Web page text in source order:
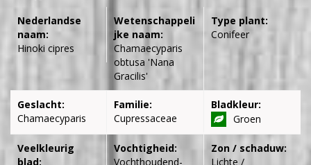
Nederlandse
naam:
Hinoki cipres
Wetenschappeli
jke naam:
Chamaecyparis
obtusa 'Nana
Gracilis'
Type plant:
Conifeer
Geslacht:
Chamaecyparis
Familie:
Cupressaceae
Bladkleur:
Groen
Veelkleurig
blad:
Vochtigheid:
Vochthoudend-
Zon / schaduw:
Lichte /